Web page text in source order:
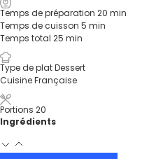
Temps de préparation 20 min
Temps de cuisson 5 min
Temps total 25 min
Type de platDessert
CuisineFrançaise
Portions 20
Ingrédients